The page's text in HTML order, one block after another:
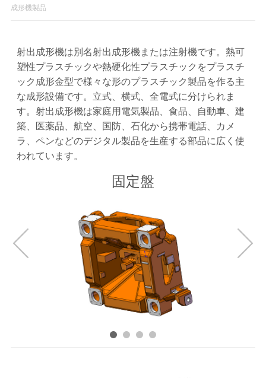
成形機製品
射出成形機は別名射出成形機または注射機です。熱可
塑性プラスチックや熱硬化性プラスチックをプラスチ
ック成形金型で様々な形のプラスチック製品を作る主
な成形設備です。立式、横式、全電式に分けられま
す。射出成形機は家庭用電気製品、食品、自動車、建
築、医薬品、航空、国防、石化から携帯電話、カメ
ラ、ペンなどのデジタル製品を生産する部品に広く使
われています。
固定盤
可動盤